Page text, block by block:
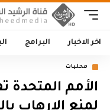
اخر الاخبار البرامج
محليات
الأمم المتحدة